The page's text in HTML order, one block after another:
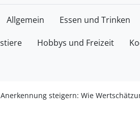
Allgemein Essen und Trinken
Hobbys und Freizeit
steigern: Wie